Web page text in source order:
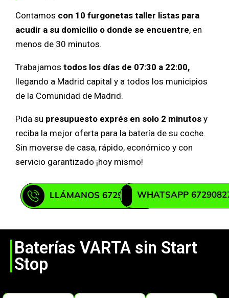
Contamos con 10 furgonetas taller listas para
acudir a su domicilio o donde se encuentre, en
menos de 30 minutos.
Trabajamos todos los días de 07:30 a 22:00,
llegando a Madrid capital y a todos los municipios
de la Comunidad de Madrid.
Pida su presupuesto exprés en solo 2 minutos y
reciba la mejor oferta para la batería de su coche.
Sin moverse de casa, rápido, económico y con
servicio garantizado ¡hoy mismo!
LLÁMANOS 672908271WHATSAPP
Baterías VARTA sin Start
Stop